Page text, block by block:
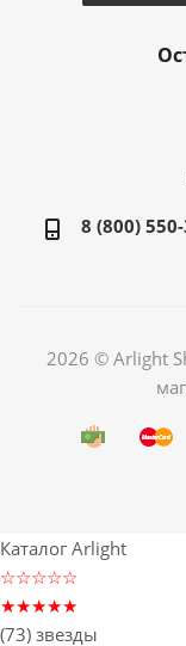
8 (800)
2026 © Arlight
Каталог Arlight
☆☆☆☆☆
★★★★★
(73) звезды